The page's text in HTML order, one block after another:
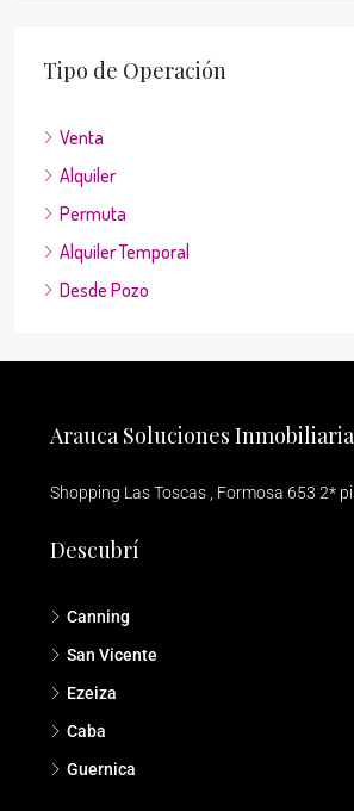
Tipo de Operación
Venta
Alquiler
Permuta
Alquiler Temporal
Desde Pozo
Arauca Soluciones
Shopping Las Toscas , Formosa 653 2*
Descubrí
Canning
San Vicente
Ezeiza
Caba
Guernica